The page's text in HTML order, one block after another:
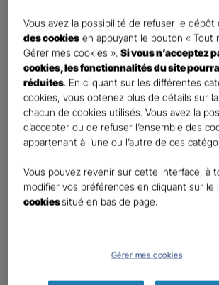
First Last
Téléphone *
United
States
+1
E-mail*
Informations complémentaires (facultatif)
Information données personnelles*
Vous avez la possibilité de refuser le dépôt
des cookies en appuyant le bouton « Tout
Gérer mes cookies ».Si vous n’acceptez
cookies, les fonctionnalités du site
réduites. En cliquant sur les différentes
cookies, vous obtenez plus de détails sur
chacun de cookies utilisés. Vous avez la
d’accepter ou de refuser l’ensemble des
appartenant à l’une ou l’autre de ces
Vous pouvez revenir sur cette interface, à
modifier vos préférences en cliquant sur le
cookiessitué en bas de page.
Gérer mes cookies